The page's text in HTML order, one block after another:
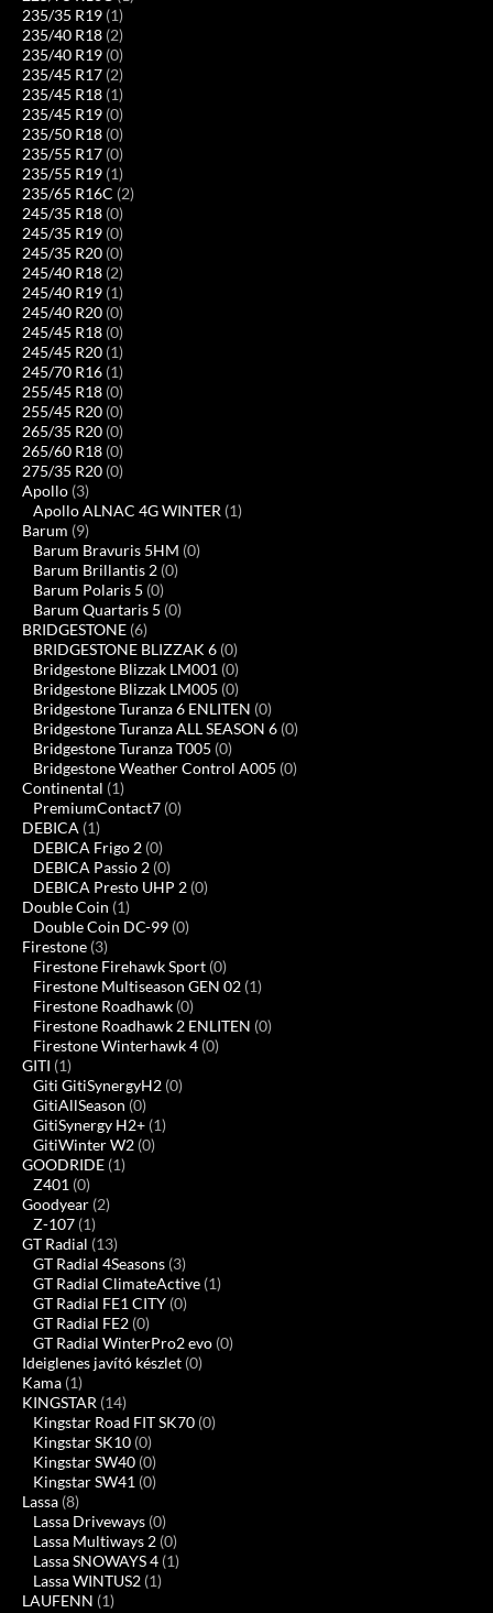
235/35 R19 (1)
235/40 R18 (2)
235/40 R19 (0)
235/45 R17 (2)
235/45 R18 (1)
235/45 R19 (0)
235/50 R18 (0)
235/55 R17 (0)
235/55 R19 (1)
235/65 R16C (2)
245/35 R18 (0)
245/35 R19 (0)
245/35 R20 (0)
245/40 R18 (2)
245/40 R19 (1)
245/40 R20 (0)
245/45 R18 (0)
245/45 R20 (1)
245/70 R16 (1)
255/45 R18 (0)
255/45 R20 (0)
265/35 R20 (0)
265/60 R18 (0)
275/35 R20 (0)
Apollo (3)
Apollo ALNAC 4G WINTER (1)
Barum (9)
Barum Bravuris 5HM (0)
Barum Brillantis 2 (0)
Barum Polaris 5 (0)
Barum Quartaris 5 (0)
BRIDGESTONE (6)
BRIDGESTONE BLIZZAK 6 (0)
Bridgestone Blizzak LM001 (0)
Bridgestone Blizzak LM005 (0)
Bridgestone Turanza 6 ENLITEN (0)
Bridgestone Turanza ALL SEASON 6 (0)
Bridgestone Turanza T005 (0)
Bridgestone Weather Control A005 (0)
Continental (1)
PremiumContact7 (0)
DEBICA (1)
DEBICA Frigo 2 (0)
DEBICA Passio 2 (0)
DEBICA Presto UHP 2 (0)
Double Coin (1)
Double Coin DC-99 (0)
Firestone (3)
Firestone Firehawk Sport (0)
Firestone Multiseason GEN 02 (1)
Firestone Roadhawk (0)
Firestone Roadhawk 2 ENLITEN (0)
Firestone Winterhawk 4 (0)
GITI (1)
Giti GitiSynergyH2 (0)
GitiAllSeason (0)
GitiSynergy H2+ (1)
GitiWinter W2 (0)
GOODRIDE (1)
Z401 (0)
Goodyear (2)
Z-107 (1)
GT Radial (13)
GT Radial 4Seasons (3)
GT Radial ClimateActive (1)
GT Radial FE1 CITY (0)
GT Radial FE2 (0)
GT Radial WinterPro2 evo (0)
Ideiglenes javító készlet (0)
Kama (1)
KINGSTAR (14)
Kingstar Road FIT SK70 (0)
Kingstar SK10 (0)
Kingstar SW40 (0)
Kingstar SW41 (0)
Lassa (8)
Lassa Driveways (0)
Lassa Multiways 2 (0)
Lassa SNOWAYS 4 (1)
Lassa WINTUS2 (1)
LAUFENN (1)